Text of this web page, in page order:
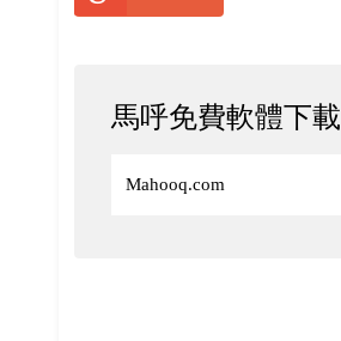
馬呼免費軟體下載
Mahooq.com